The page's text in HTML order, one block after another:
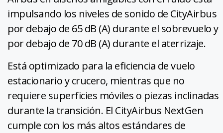
impulsando los niveles de sonido de CityAirbus
por debajo de 65 dB (A) durante el sobrevuelo y
por debajo de 70 dB (A) durante el aterrizaje.
Está optimizado para la eficiencia de vuelo
estacionario y crucero, mientras que no
requiere superficies móviles o piezas inclinadas
durante la transición. El CityAirbus NextGen
cumple con los más altos estándares de